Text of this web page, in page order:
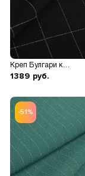
Креп Булгари клетка
1389 руб.
-51%